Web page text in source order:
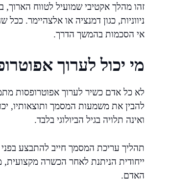
זהו מהלך אקטיבי שמועיל לטווח
ניווניות, כגון דמנציה או אלצהיימר.
אי הסכמות בהמשך הדרך.
מי יכול לערוך
להבין את משמעות המסמך ותוצאותיו,
ואינה תלויה בגיל הביולוגי בלבד.
תהליך עריכת המסמך חייב להתבצע
ייחודית הניתנת לאחר הכשרה
האדם.